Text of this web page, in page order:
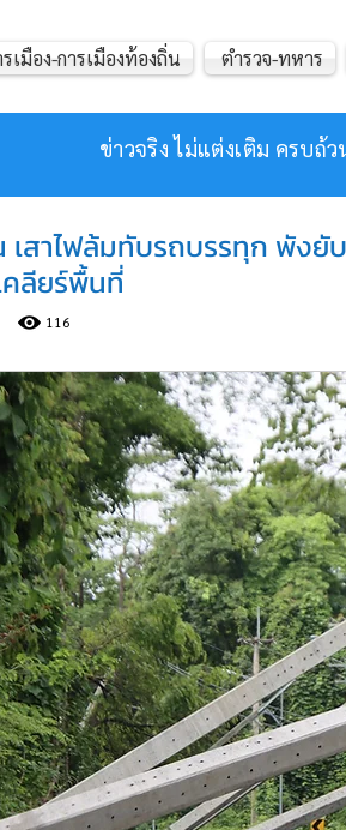
ข่าวจริง ไม่แต่งเติม ครบถ้
รเมือง-การเมืองท้องถิ่น ตำรวจ-ทหาร
สาไฟล้มทับรถบรรทุก พังยั
คลียร์พื้นที่
116